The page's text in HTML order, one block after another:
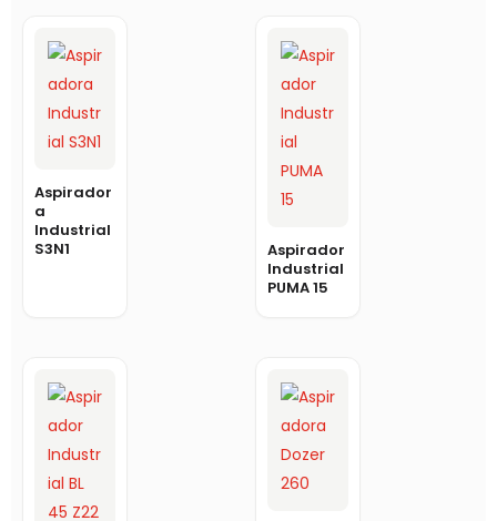
Aspirador
a
Industrial
S3N1
Aspirador
Industrial
PUMA 15